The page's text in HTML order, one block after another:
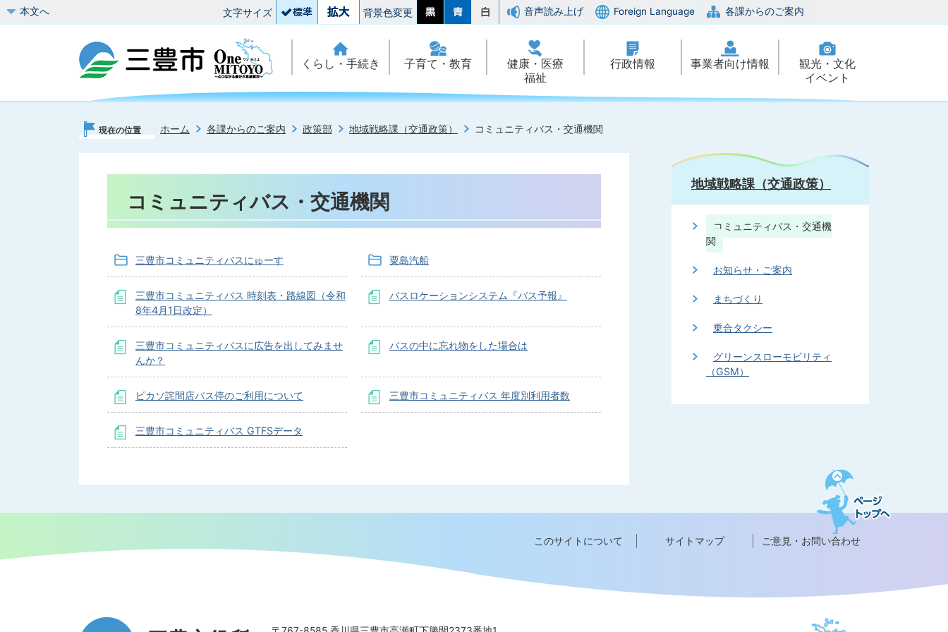
本文へ 文字サイズ 背景色変更 音声読み上げ Foreign Language 各課からのご案内
くらし・手続き 子育て・教育
健康・医療
福祉
行政情報 事業者向け情報
観光・文化
イベント
現在の位置 ホーム 各課からのご案内 政策部 地域戦略課（交通政策） コミュニティバス・交通機関
コミュニティバス・交通機関
三豊市コミュニティバスにゅーす 粟島汽船
三豊市コミュニティバス 時刻表・路線図（令和
8年4月1日改定）
バスロケーションシステム『バス予報』
三豊市コミュニティバスに広告を出してみませ
んか？
バスの中に忘れ物をした場合は
ピカソ詫間店バス停のご利用について 三豊市コミュニティバス 年度別利用者数
三豊市コミュニティバス GTFSデータ
地域戦略課（交通政策）
コミュニティバス・交通機
関
お知らせ・ご案内
まちづくり
乗合タクシー
グリーンスローモビリティ
（GSM）
ペ
ー
ジ
ッ
このサイトについて サイトマップ ご意見・お問い合わせ